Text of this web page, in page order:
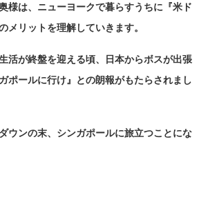
様は、ニューヨークで暮らすうちに『米ド
メリットを理解していきます。
活が終盤を迎える頃、日本からボスが出張
ポールに行け』との朗報がもたらされまし
ウンの末、シンガポールに旅立つことにな